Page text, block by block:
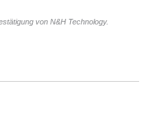
von N&H Technology.